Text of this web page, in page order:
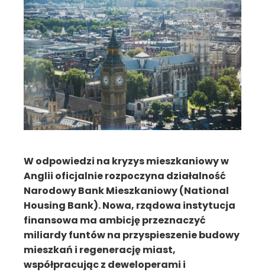
W odpowiedzi na kryzys mieszkaniowy w
Anglii oficjalnie rozpoczyna działalność
Narodowy Bank Mieszkaniowy (National
Housing Bank). Nowa, rządowa instytucja
finansowa ma ambicję przeznaczyć
miliardy funtów na przyspieszenie budowy
mieszkań i regenerację miast,
współpracując z deweloperami i